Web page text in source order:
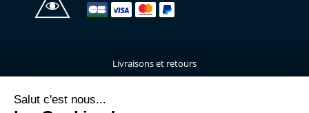
Livraisons et retours
Qui sommes-nous ?
Salut c'est nous...